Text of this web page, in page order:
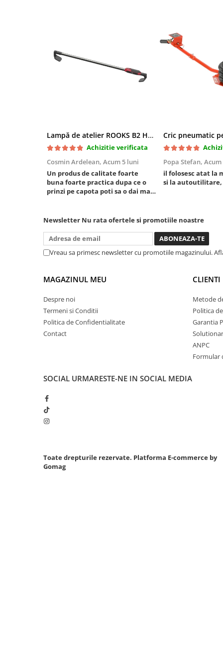
Scule pentru tinichigerie
Scule Pneumatice
Alte scule pneumatice
Chei cu clichet
Compresoare
Furtune Aer Comprimat
Pistoale de vopsit
Pistoale Pneumatice
Polizoare biax
Scule pentru nituit si capsat
Diagnoza si masurari
Rulmenti,Bucsi si Extractoare
Sistem Vibro-Power
Sisteme de ridicare si sustinere
Lampă de atelier ROOKS B2 HYBRID pentru capotă, 2000 lumeni, 5000 mAh
Achizitie verificata
Cosmin Ardelean, Acum 5 luni
Un produs de calitate foarte
buna foarte practica dupa ce o
prinzi pe capota poti sa o dai mai
baterie care tine destul de mult
dar daca o bagi la priza nu mai ai
treaba toata ziua ,ce...
Popa Stefan, Acum
il folosesc atat la
si la autoutilitare,
Newsletter Nu rata ofertele si promotiile noastre
Vreau sa primesc newsletter cu promotiile magazinului.
MAGAZINUL MEU
Despre noi
Termeni si Conditii
Politica de Confidentialitate
Contact
CLIENTI
Metode
Politica
Garantia
ANPC
Formular
SOCIAL URMARESTE-NE IN SOCIAL MEDIA
Toate drepturile rezervate. Platforma E-commerce by
Gomag